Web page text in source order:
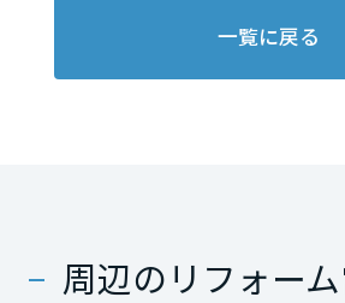
一覧に戻る
周辺のリフォー